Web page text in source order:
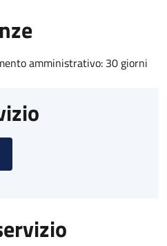
amministrativo: 30 giorni